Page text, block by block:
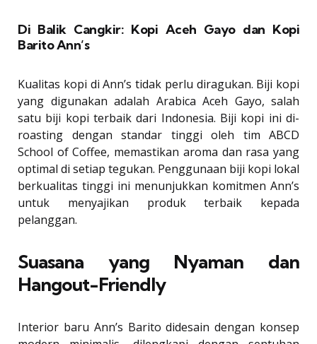
Di Balik Cangkir: Kopi Aceh Gayo dan Kopi
Barito Ann’s
Kualitas kopi di Ann’s tidak perlu diragukan. Biji kopi
yang digunakan adalah Arabica Aceh Gayo, salah
satu biji kopi terbaik dari Indonesia. Biji kopi ini di-
roasting dengan standar tinggi oleh tim ABCD
School of Coffee, memastikan aroma dan rasa yang
optimal di setiap tegukan. Penggunaan biji kopi lokal
berkualitas tinggi ini menunjukkan komitmen Ann’s
untuk menyajikan produk terbaik kepada
pelanggan.
Suasana yang Nyaman dan
Hangout-Friendly
Interior baru Ann’s Barito didesain dengan konsep